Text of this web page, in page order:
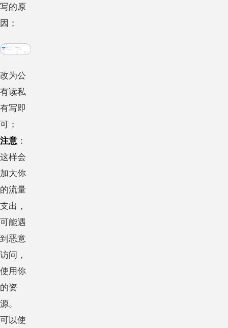
写的原
因；
改为公
有读私
有写即
可；
注意 ：
这样会
加大你
的流量
支出，
可能遇
到恶意
访问，
使用你
的资
源。
可以使